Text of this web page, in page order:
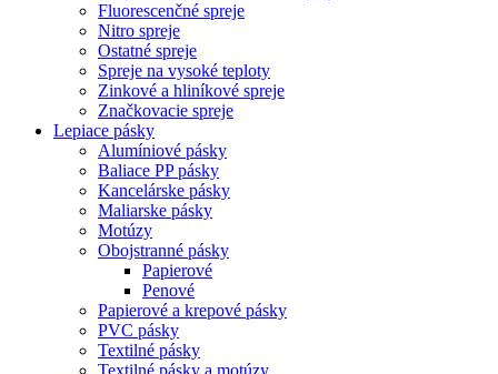
Fluorescenčné spreje
Nitro spreje
Ostatné spreje
Spreje na vysoké teploty
Zinkové a hliníkové spreje
Značkovacie spreje
Lepiace pásky
Alumíniové pásky
Baliace PP pásky
Kancelárske pásky
Maliarske pásky
Motúzy
Obojstranné pásky
Papierové
Penové
Papierové a krepové pásky
PVC pásky
Textilné pásky
Textilné pásky a motúzy